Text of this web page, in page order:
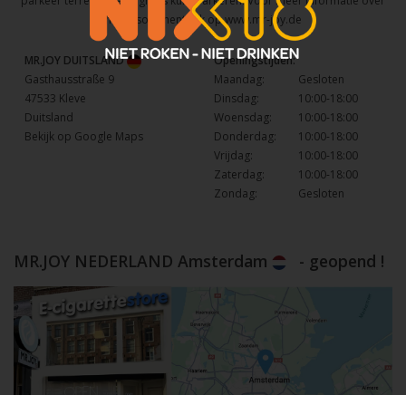
het assortiment kijk opwww.mr-joy.de
MR.JOY DUITSLAND
Gasthausstraße 9
47533 Kleve
Duitsland
Bekijk op Google Maps
Openingstijden:
Maandag:
Gesloten
Dinsdag:
10:00-18:00
Woensdag:
10:00-18:00
Donderdag:
10:00-18:00
Vrijdag:
10:00-18:00
Zaterdag:
10:00-18:00
Zondag:
Gesloten
MR.JOY NEDERLAND Amsterdam - geopend !